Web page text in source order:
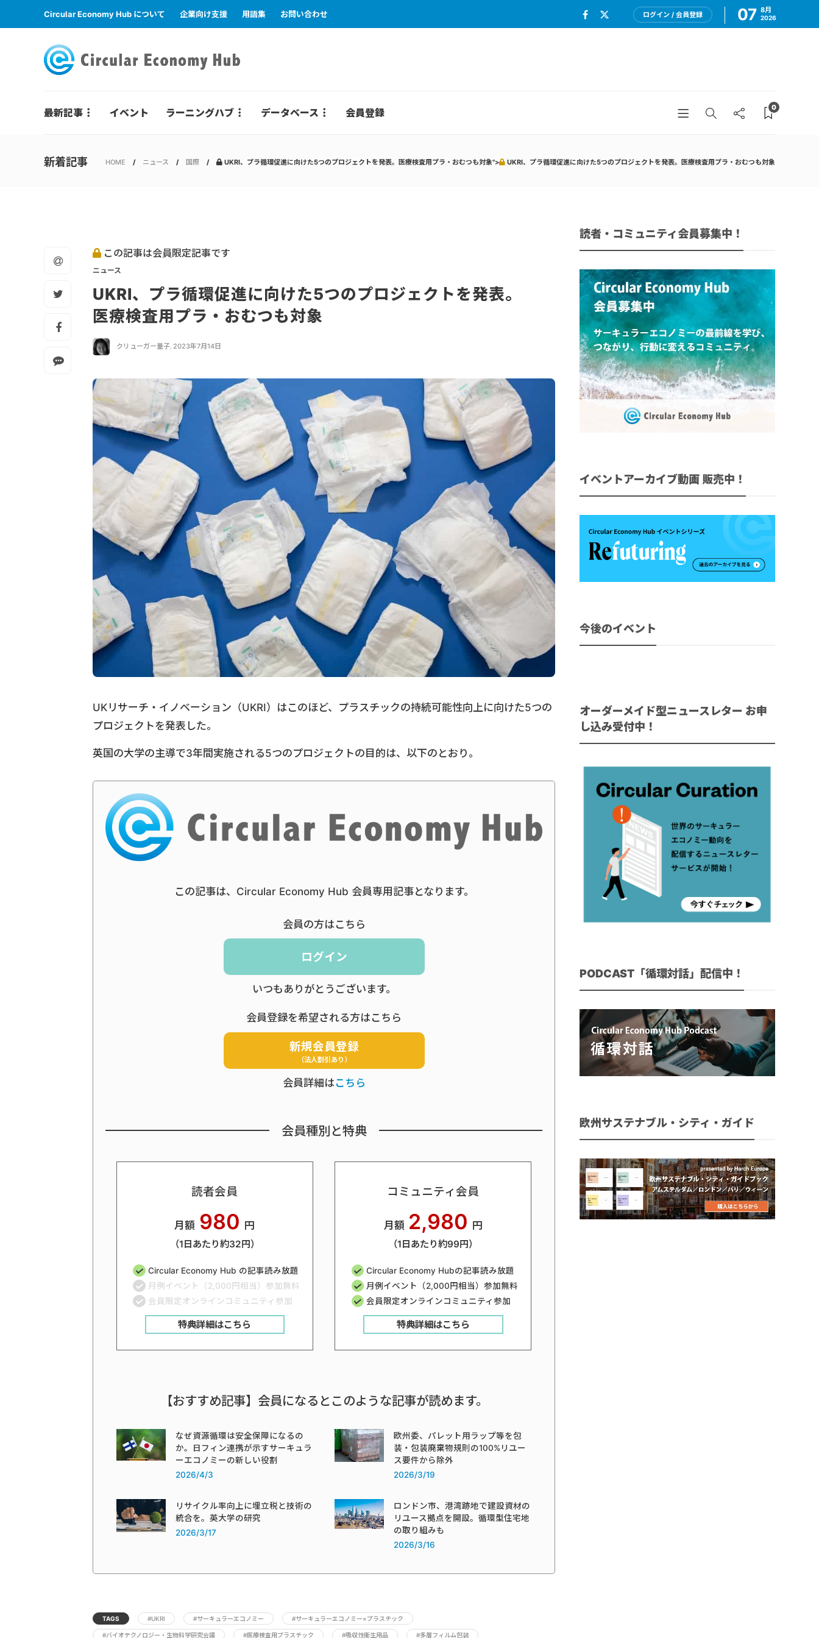
Circular Economy Hub について 企業向け支援 用語集 お問い合わせ ログイン / 会員登録 07 8月
2026
最新記事 イベント ラーニングハブ データベース 会員登録 0
新着記事 HOME ニュース 国際 UKRI、プラ循環促進に向けた5つのプロジェクトを発表。医療検査用プラ・おむつも対象"> UKRI、プラ循環促進に向けた5つのプロジェクトを発表。医療検査用プラ・おむつも対象
この記事は会員限定記事です
ニュース
UKRI、プラ循環促進に向けた5つのプロジェクトを発表。
医療検査用プラ・おむつも対象
クリューガー量子, 2023年7月14日
UKリサーチ・イノベーション（UKRI）はこのほど、プラスチックの持続可能性向上に向けた5つの
プロジェクトを発表した。
英国の大学の主導で3年間実施される5つのプロジェクトの目的は、以下のとおり。
この記事は、Circular Economy Hub 会員専用記事となります。
会員の方はこちら
ログイン
いつもありがとうございます。
会員登録を希望される方はこちら
新規会員登録
（法人割引あり）
会員詳細はこちら
会員種別と特典
読者会員
月額 980 円
（1日あたり約32円）
Circular Economy Hub の記事読み放題
月例イベント（2,000円相当）参加無料
会員限定オンラインコミュニティ参加
特典詳細はこちら
コミュニティ会員
月額 2,980 円
（1日あたり約99円）
Circular Economy Hubの記事読み放題
月例イベント（2,000円相当）参加無料
会員限定オンラインコミュニティ参加
特典詳細はこちら
【おすすめ記事】会員になるとこのような記事が読めます。
なぜ資源循環は安全保障になるの
か。日フィン連携が示すサーキュラ
ーエコノミーの新しい役割
2026/4/3
欧州委、パレット用ラップ等を包
装・包装廃棄物規則の100%リユー
ス要件から除外
2026/3/19
リサイクル率向上に埋立税と技術の
統合を。英大学の研究
2026/3/17
ロンドン市、港湾跡地で建設資材の
リユース拠点を開設。循環型住宅地
の取り組みも
2026/3/16
TAGS #UKRI #サーキュラーエコノミー #サーキュラーエコノミー×プラスチック
#バイオテクノロジー・生物科学研究会議 #医療検査用プラスチック #吸収性衛生用品 #多層フィルム包装
読者・コミュニティ会員募集中！
イベントアーカイブ動画 販売中！
今後のイベント
オーダーメイド型ニュースレター お申
し込み受付中！
PODCAST「循環対話」配信中！
欧州サステナブル・シティ・ガイド